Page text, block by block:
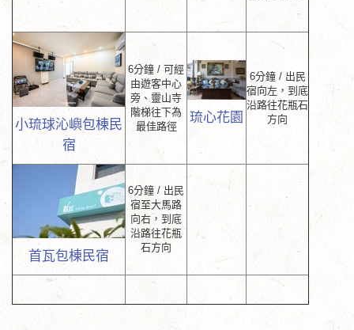
小琉球沁嶼包棟民
宿
6分鐘 / 可經
由遊客中心
旁、靈山寺
階梯往下為
最佳路徑
琉心花園
6分鐘 / 出民
宿向左，到底
沿路往花瓶石
方向
首瓦包棟民宿
6分鐘 / 出民
宿至大馬路
向右，到底
沿路往花瓶
石方向